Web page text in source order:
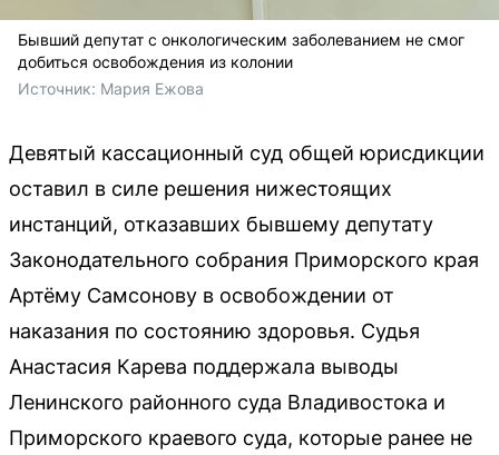
Бывший депутат с онкологическим заболеванием не смог
добиться освобождения из колонии
Источник: Мария Ежова
Девятый кассационный суд общей юрисдикции
оставил в силе решения нижестоящих
инстанций, отказавших бывшему депутату
Законодательного собрания Приморского края
Артёму Самсонову в освобождении от
наказания по состоянию здоровья. Судья
Анастасия Карева поддержала выводы
Ленинского районного суда Владивостока и
Приморского краевого суда, которые ранее не